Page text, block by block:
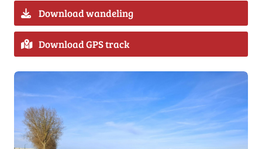
Download wandeling
Download GPS track